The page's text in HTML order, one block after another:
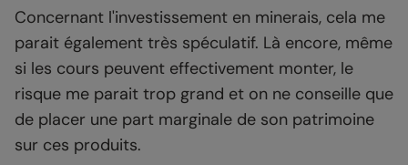
Concernant l'investissement en minerais, cela me
parait également très spéculatif. Là encore, même
si les cours peuvent effectivement monter, le
risque me parait trop grand et on ne conseille que
de placer une part marginale de son patrimoine
sur ces produits.